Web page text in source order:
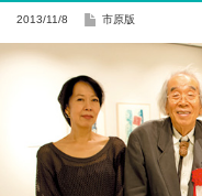
2013/11/8 市原版